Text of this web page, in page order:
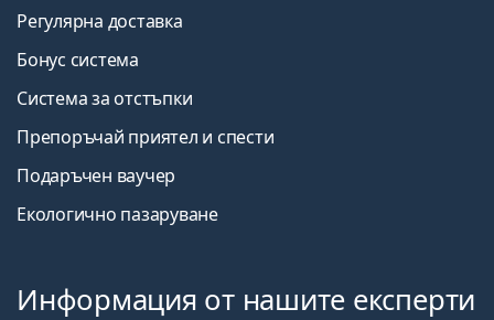
Регулярна доставка
Бонус система
Система за отстъпки
Препоръчай приятел и спести
Подаръчен ваучер
Екологично пазаруване
Информация от нашите експерти